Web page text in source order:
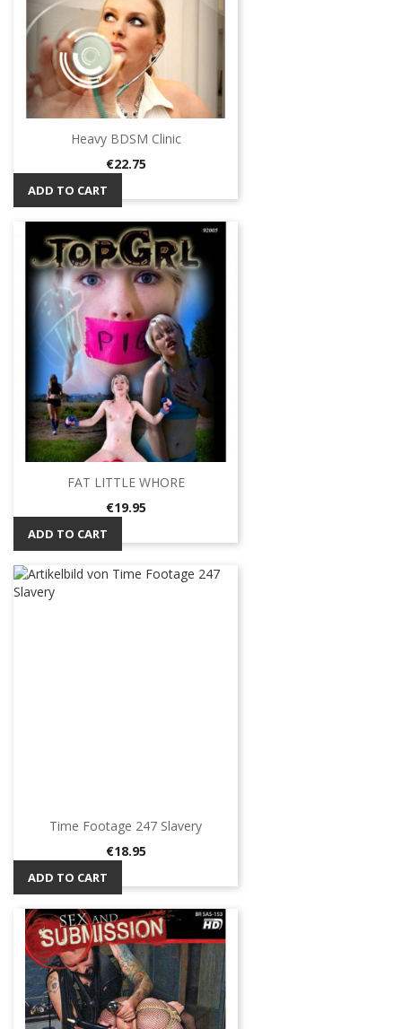
Heavy BDSM Clinic
Price
€22.75
ADD TO CART
FAT LITTLE WHORE
Price
€19.95
ADD TO CART
Time Footage 247 Slavery
Price
€18.95
ADD TO CART